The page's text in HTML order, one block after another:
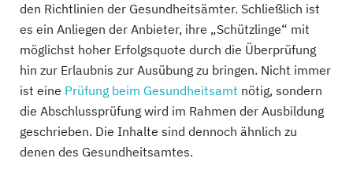
den Richtlinien der Gesundheitsämter. Schließlich ist
es ein Anliegen der Anbieter, ihre „Schützlinge“ mit
möglichst hoher Erfolgsquote durch die Überprüfung
hin zur Erlaubnis zur Ausübung zu bringen. Nicht immer
ist eine Prüfung beim Gesundheitsamt nötig, sondern
die Abschlussprüfung wird im Rahmen der Ausbildung
geschrieben. Die Inhalte sind dennoch ähnlich zu
denen des Gesundheitsamtes.